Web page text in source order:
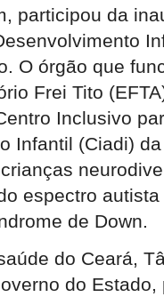
participou da
O órgão que
Frei Tito
Inclusivo
Infantil (Ciadi)
espectro
de Down.
do Ceará,
do